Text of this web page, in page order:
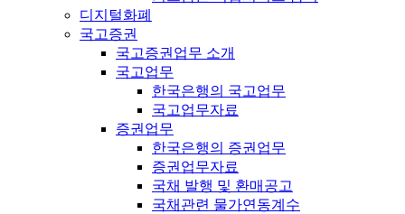
디지털화폐
국고증권
국고증권업무 소개
국고업무
한국은행의 국고업무
국고업무자료
증권업무
한국은행의 증권업무
증권업무자료
국채 발행 및 환매공고
국채관련 물가연동계수